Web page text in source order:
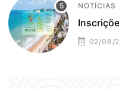
NOTÍCIAS
02/06/